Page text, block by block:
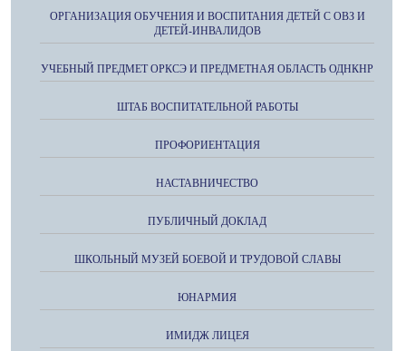
ОРГАНИЗАЦИЯ ОБУЧЕНИЯ И ВОСПИТАНИЯ ДЕТЕЙ С ОВЗ И
ДЕТЕЙ-ИНВАЛИДОВ
УЧЕБНЫЙ ПРЕДМЕТ ОРКСЭ И ПРЕДМЕТНАЯ ОБЛАСТЬ ОДНКНР
ШТАБ ВОСПИТАТЕЛЬНОЙ РАБОТЫ
ПРОФОРИЕНТАЦИЯ
НАСТАВНИЧЕСТВО
ПУБЛИЧНЫЙ ДОКЛАД
ШКОЛЬНЫЙ МУЗЕЙ БОЕВОЙ И ТРУДОВОЙ СЛАВЫ
ЮНАРМИЯ
ИМИДЖ ЛИЦЕЯ